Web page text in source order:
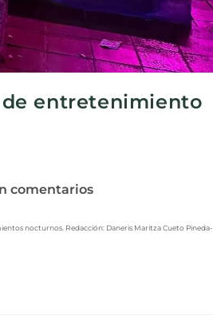
entretenimiento
comentarios
nocturnos. Redacción: Daneris Maritza Cueto Pineda-